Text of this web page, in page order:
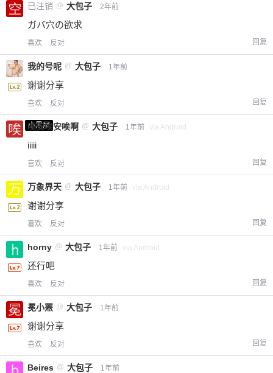
已注销 @ 大包子 2年前
ガバ穴の欲求
喜欢 反对 回复
我的号呢 @ 大包子 1年前
谢谢分享
喜欢 反对 回复
小黑屋
唉安唉安唉啊 @ 大包子 1年前 via Android
iiiii
喜欢 反对 回复
万象界天 @ 大包子 1年前 via Android
谢谢分享
喜欢 反对 回复
horny @ 大包子 1年前 via Android
还行吧
喜欢 反对 回复
冕小罴 @ 大包子 1年前
谢谢分享
喜欢 反对 回复
Beires @ 大包子 1年前